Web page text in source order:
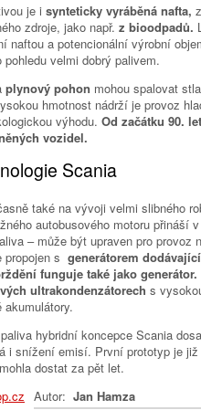
je i synteticky vyráběná nafta,
zdroje, jako např. z bioodpadů.
naftou a potencionální výrobní
velmi dobrý palivem.
plynový pohon mohou spalovat
hmotnost nádrží je provoz
výhodu. Od začátku 90.
vozidel.
Scania
také na vývoji velmi slibného
autobusového motoru přináší
– může být upraven pro provoz
propojen s generátorem
funguje také jako
ultrakondenzátorech s
paliva hybridní koncepce Scania
i snížení emisí. První prototyp je
dostat za pět let.
Autor: Jan Hamza